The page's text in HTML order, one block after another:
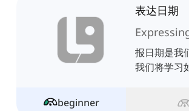
表达日期
报日期是我
我们将学习
beginner